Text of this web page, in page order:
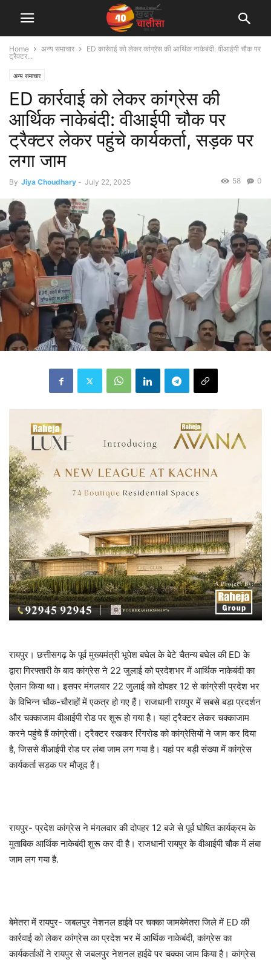
Home अन्य समाचार
ED कार्रवाई को लेकर कांग्रेस की आर्थिक नाकेबंदी: वीआईपी चौक पर
ट्रैक्टर...
अन्य समाचार
ED कार्रवाई को लेकर कांग्रेस की
आर्थिक नाकेबंदी: वीआईपी चौक पर
ट्रैक्टर लेकर पहुंचे कार्यकर्ता, सड़क पर
लगा जाम
By Jiya Choudhary - July 22, 2025 0
58
रायपुर। छत्तीसगढ़ के पूर्व मुख्यमंत्री भूपेश बघेल के बेटे चैतन्य बघेल की ED के
द्वारा गिरफ्तारी के बाद कांग्रेस ने 22 जुलाई को प्रदेशभर में आर्थिक नाकेबंदी का
ऐलान किया था। इसपर मंगलवार 22 जुलाई को दोपहर 12 से कांग्रेसी प्रदेश भर
के विभिन्न चौक-चौराहों में एकत्र हो गए हैं। राजधानी रायपुर में सबसे बड़ा प्रदर्शन
और चक्काजाम वीआईपी रोड पर शुरू हो गया है। यहां ट्रैक्टर लेकर चक्काजाम
करने पहुंचे हैं कांग्रेसी। ट्रैक्टर रखकर रिंगरोड को कांग्रेसियों ने जाम कर दिया
है, जिससे वीआईपी रोड पर लंबा जाम लग गया है। यहां पर बड़ी संख्या में कांग्रेस
कार्यकर्ता सड़क पर मौजूद हैं।
रायपुर- प्रदेश कांग्रेस ने मंगलवार की दोपहर 12 बजे से पूर्व घोषित कार्यक्रम के
मुताबिक आर्थिक नाकेबंदी शुरू कर दी है। राजधानी रायपुर के वीआईपी चौक में लंबा
जाम लग गया है.
बेमेतरा में रायपुर- जबलपुर नेशनल हाईवे पर चक्का जामबेमेतरा जिले में ED की
कार्रवाई को लेकर कांग्रेस का प्रदेश भर में आर्थिक नाकेबंदी, कांग्रेस का
कार्यकर्ताओं ने रायपुर से जबलपुर नेशनल हाईवे पर चक्का जाम किया है। कांग्रेस